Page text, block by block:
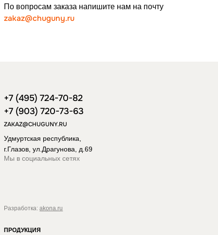
По вопросам заказа напишите нам на почту
zakaz@chuguny.ru
+7 (495) 724-70-82
+7 (903) 720-73-63
ZAKAZ@CHUGUNY.RU
Удмуртская республика,
г.Глазов, ул.Драгунова, д.69
Мы в социальных сетях
Разработка:akona.ru
ПРОДУКЦИЯ